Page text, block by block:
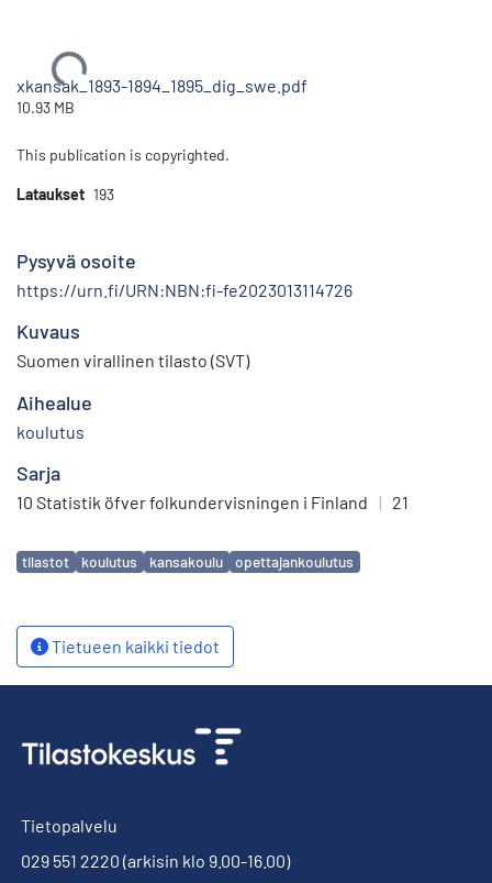
Ladataan...
xkansak_1893-1894_1895_dig_swe.pdf
10.93 MB
This publication is copyrighted.
Lataukset 193
Pysyvä osoite
https://urn.fi/URN:NBN:fi-fe2023013114726
Kuvaus
Suomen virallinen tilasto (SVT)
Aihealue
koulutus
Sarja
10 Statistik öfver folkundervisningen i Finland | 21
Avainsanat
tilastot koulutus kansakoulu opettajankoulutus
Tietueen kaikki tiedot
Tietopalvelu
029 551 2220 (arkisin klo 9.00-16.00)